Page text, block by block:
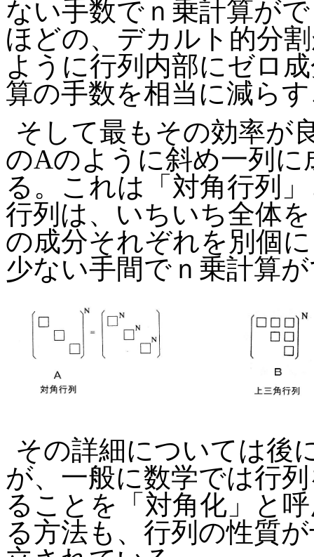
ない手数でｎ乗計算が
ほどの、デカルト的分
ように行列内部にゼロ
算の手数を相当に減ら
そして最もその効率が
のAのように斜め一列
る。これは「対角行列
行列は、いちいち全体
の成分それぞれを別個
少ない手間でｎ乗計算
その詳細については後
が、一般に数学では行
ることを「対角化」と
る方法も、行列の性質